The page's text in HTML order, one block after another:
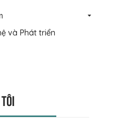
và Phát triển
tôi